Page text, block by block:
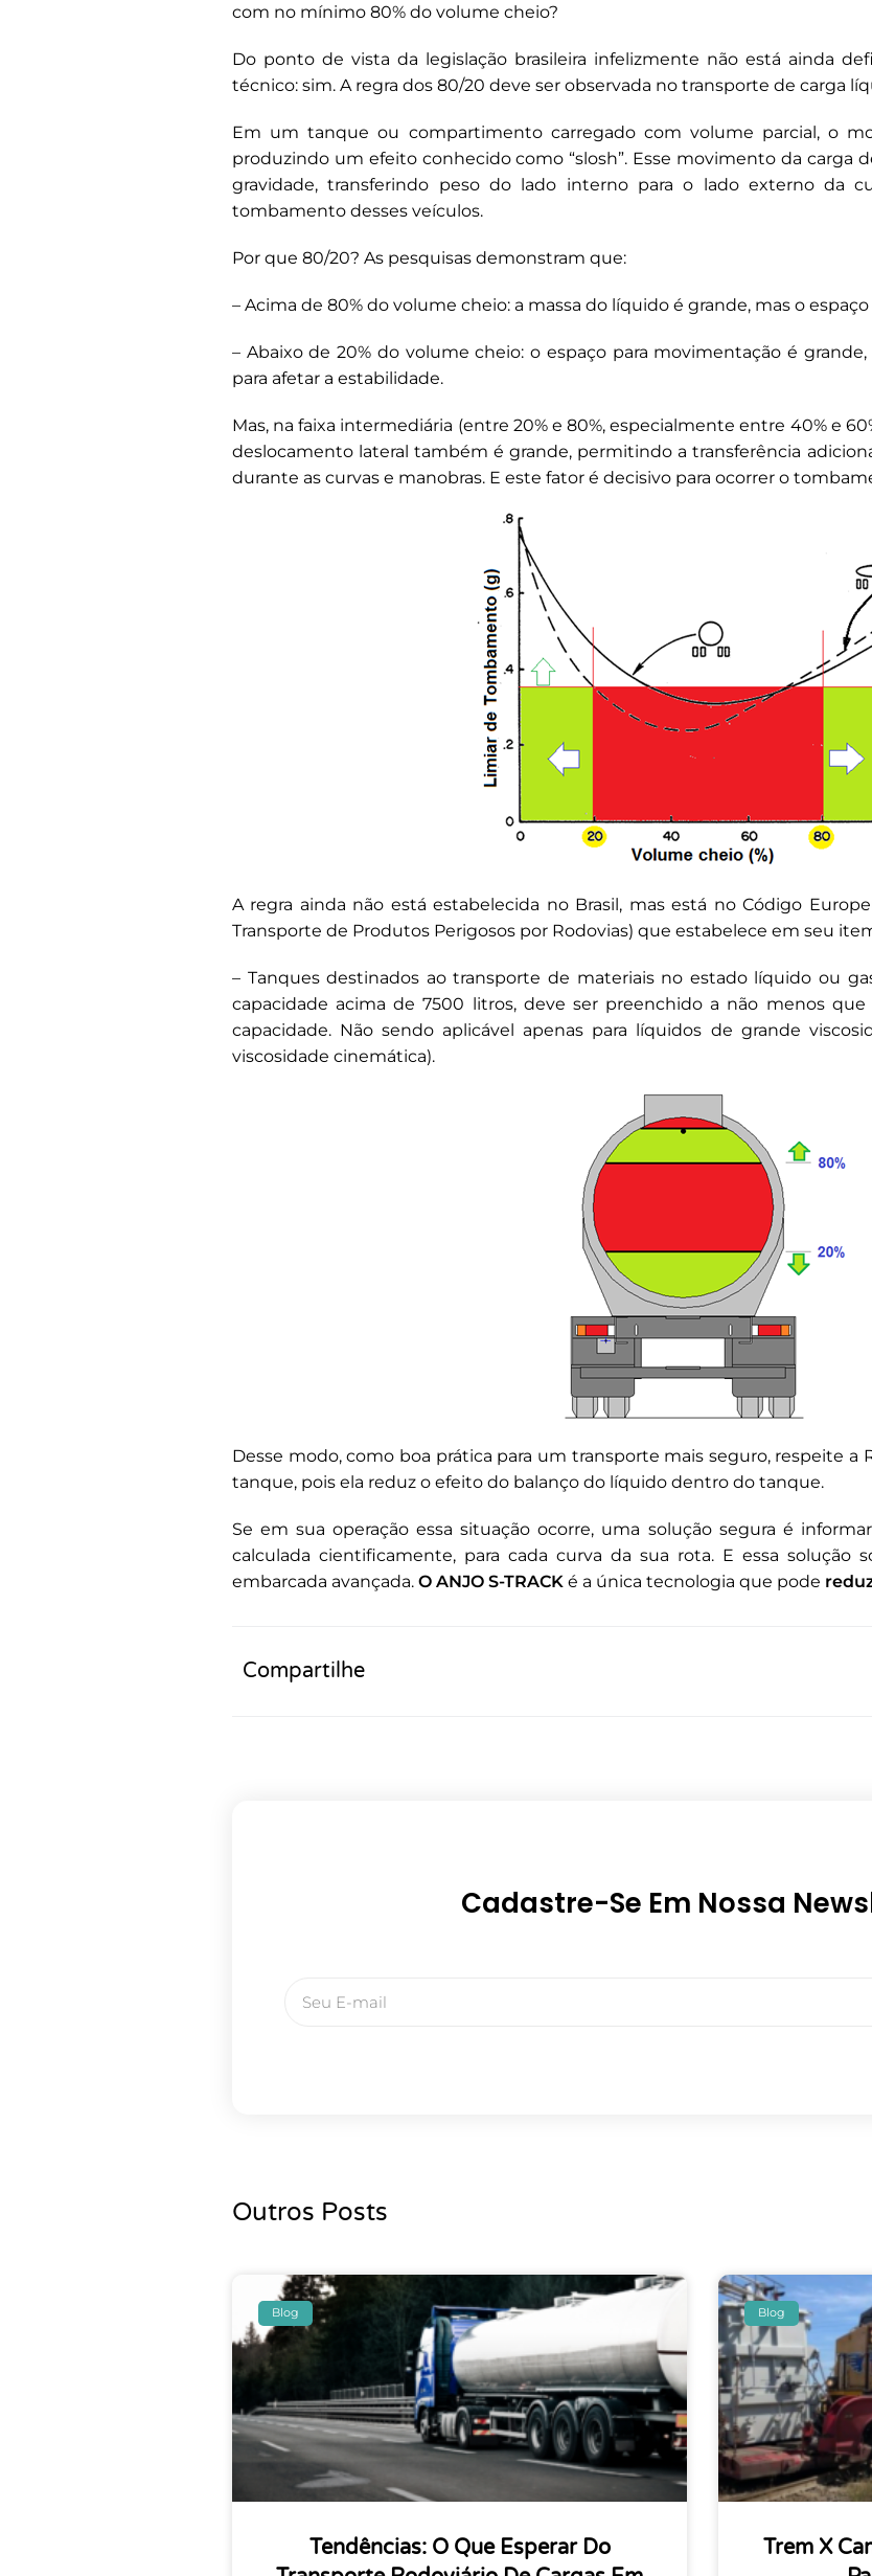
com no mínimo 80% do volume cheio?
Do ponto de vista da legislação brasileira infelizmente não está ainda
técnico: sim. A regra dos 80/20 deve ser observada no transporte de carga
Em um tanque ou compartimento carregado com volume parcial, o
produzindo um efeito conhecido como “slosh”. Esse movimento da carga
gravidade, transferindo peso do lado interno para o lado externo da
tombamento desses veículos.
Por que 80/20? As pesquisas demonstram que:
– Acima de 80% do volume cheio: a massa do líquido é grande, mas o
– Abaixo de 20% do volume cheio: o espaço para movimentação é
para afetar a estabilidade.
Mas, na faixa intermediária (entre 20% e 80%, especialmente entre 40% e
deslocamento lateral também é grande, permitindo a transferência
durante as curvas e manobras. E este fator é decisivo para ocorrer o
A regra ainda não está estabelecida no Brasil, mas está no Código
Transporte de Produtos Perigosos por Rodovias) que estabelece em seu
– Tanques destinados ao transporte de materiais no estado líquido ou
capacidade acima de 7500 litros, deve ser preenchido a não menos
capacidade. Não sendo aplicável apenas para líquidos de grande
viscosidade cinemática).
Desse modo, como boa prática para um transporte mais seguro, respeite a
tanque, pois ela reduz o efeito do balanço do líquido dentro do tanque.
Se em sua operação essa situação ocorre, uma solução segura é
calculada cientificamente, para cada curva da sua rota. E essa solução
embarcada avançada. O ANJO S-TRACK é a única tecnologia que pode
Compartilhe
Cadastre-Se Em Nossa
Outros Posts
Blog
Tendências: O Que Esperar Do
Blog
Trem X